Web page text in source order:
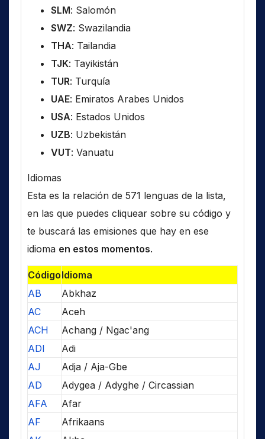
SLM: Salomón
SWZ: Swazilandia
THA: Tailandia
TJK: Tayikistán
TUR: Turquía
UAE: Emiratos Arabes Unidos
USA: Estados Unidos
UZB: Uzbekistán
VUT: Vanuatu
Idiomas
Esta es la relación de 571 lenguas de la lista,
en las que puedes cliquear sobre su código y
te buscará las emisiones que hay en ese
idioma en estos momentos.
CódigoIdioma
AB
Abkhaz
AC
Aceh
ACH
Achang / Ngac'ang
ADI
Adi
AJ
Adja / Aja-Gbe
AD
Adygea / Adyghe / Circassian
AFA
Afar
AF
Afrikaans